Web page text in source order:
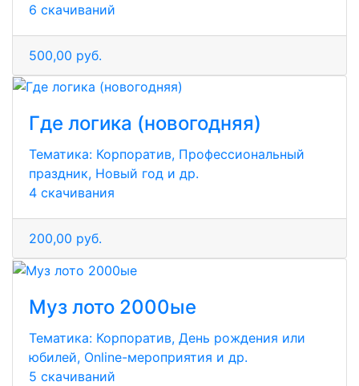
6 скачиваний
500,00 руб.
Где логика (новогодняя)
Тематика: Корпоратив, Профессиональный
праздник, Новый год и др.
4 скачивания
200,00 руб.
Муз лото 2000ые
Тематика: Корпоратив, День рождения или
юбилей, Online-мероприятия и др.
5 скачиваний